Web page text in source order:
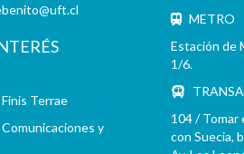
Terrae
y
METRO
Estación de
1/6.
104 / Tomar
con Suecia,